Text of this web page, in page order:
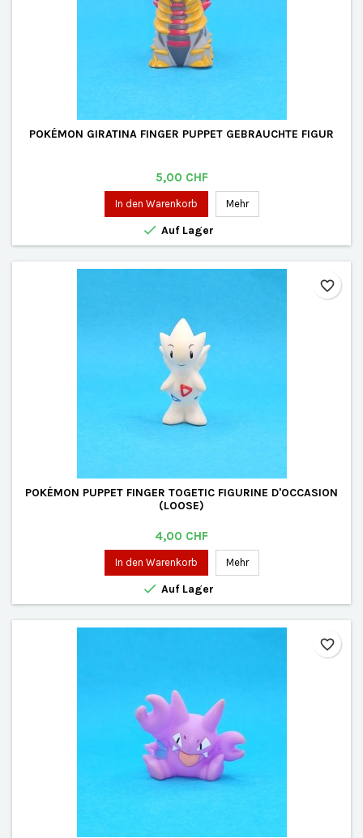
POKÉMON GIRATINA FINGER PUPPET GEBRAUCHTE FIGUR
Preis
5,00 CHF
In den Warenkorb Mehr
 Auf Lager
POKÉMON PUPPET FINGER TOGETIC FIGURINE D'OCCASION
(LOOSE)
Preis
4,00 CHF
In den Warenkorb Mehr
 Auf Lager
favorite_border
favorite_border